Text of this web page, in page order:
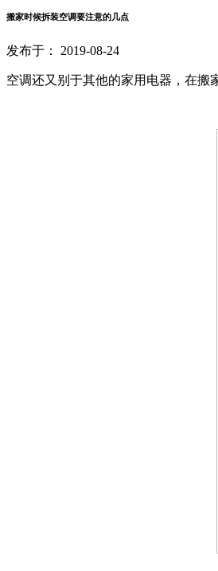
搬家时候拆装空调要注意的几点
发布于： 2019-08-24
空调还又别于其他的家用电器，在搬